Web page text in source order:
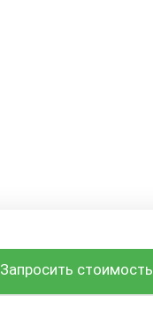
Запросить стоимость